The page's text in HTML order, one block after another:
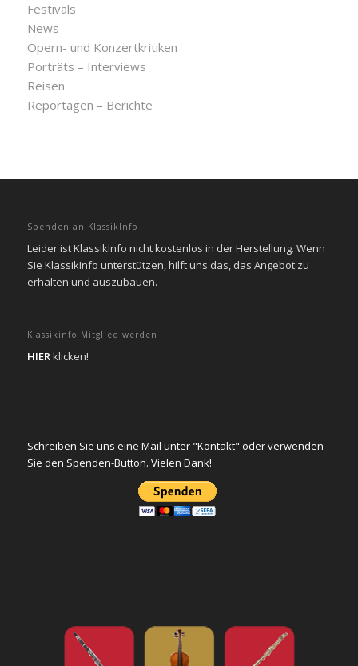
Festivals
News
Opern- und Konzertkritiken
Porträts – Interviews
Reisen
Reportagen – Berichte
Spenden an KlassikInfo
Leider ist KlassikInfo nicht kostenlos in der Herstellung. Wenn
Sie KlassikInfo unterstützen, hilft uns das, das Angebot zu
erhalten und auszubauen.
Klassikinfo Mitglied werden
HIERklicken!
Schreiben Sie uns eine Mail unter "Kontakt" oder verwenden
Sie den Spenden-Button. Vielen Dank!